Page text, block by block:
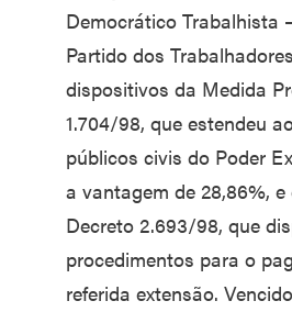
Democrático Trabalhista
Partido dos
dispositivos da Medida
1.704/98, que estendeu
públicos civis do Poder
a vantagem de 28,86%,
Decreto 2.693/98, que
procedimentos para o
referida extensão.